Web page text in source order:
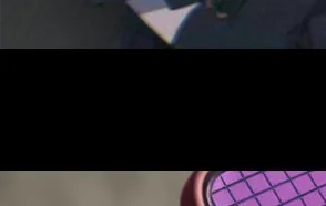
SUPPORT